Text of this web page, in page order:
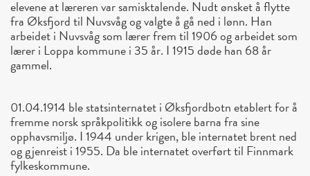
elevene at læreren var samisktalende. Nudt ønsket å flytte
fra Øksfjord til Nuvsvåg og valgte å gå ned i lønn. Han
arbeidet i Nuvsvåg som lærer frem til 1906 og arbeidet som
lærer i Loppa kommune i 35 år. I 1915 døde han 68 år
gammel.
01.04.1914 ble statsinternatet i Øksfjordbotn etablert for å
fremme norsk språkpolitikk og isolere barna fra sine
opphavsmiljø. I 1944 under krigen, ble internatet brent ned
og gjenreist i 1955. Da ble internatet overført til Finnmark
fylkeskommune.